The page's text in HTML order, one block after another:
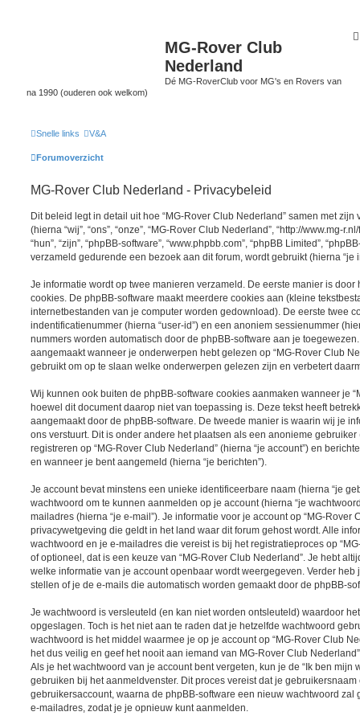
MG-Rover Club
Nederland
Dé MG-RoverClub voor MG's en Rovers van
na 1990 (ouderen ook welkom)
Snelle links V&A
Forumoverzicht
MG-Rover Club Nederland - Privacybeleid
Dit beleid legt in detail uit hoe “MG-Rover Club Nederland” samen met
(hierna “wij”, “ons”, “onze”, “MG-Rover Club Nederland”, “http://www.mg-
“hun”, “zijn”, “phpBB-software”, “www.phpbb.com”, “phpBB Limited”,
verzameld gedurende een bezoek aan dit forum, wordt gebruikt (hierna “je
Je informatie wordt op twee manieren verzameld. De eerste manier is
cookies. De phpBB-software maakt meerdere cookies aan (kleine
internetbestanden van je computer worden gedownload). De eerste twee
indentificatienummer (hierna “user-id”) en een anoniem sessienummer
nummers worden automatisch door de phpBB-software aan je
aangemaakt wanneer je onderwerpen hebt gelezen op “MG-Rover Club
gebruikt om op te slaan welke onderwerpen gelezen zijn en verbetert
Wij kunnen ook buiten de phpBB-software cookies aanmaken wanneer je
hoewel dit document daarop niet van toepassing is. Deze tekst heeft
aangemaakt door de phpBB-software. De tweede manier is waarin wij je
ons verstuurt. Dit is onder andere het plaatsen als een anonieme gebruiker
registreren op “MG-Rover Club Nederland” (hierna “je account”) en
en wanneer je bent aangemeld (hierna “je berichten”).
Je account bevat minstens een unieke identificeerbare naam (hierna “je
wachtwoord om te kunnen aanmelden op je account (hierna “je
mailadres (hierna “je e-mail”). Je informatie voor je account op “MG-Rover
privacywetgeving die geldt in het land waar dit forum gehost wordt. Alle
wachtwoord en je e-mailadres die vereist is bij het registratieproces op
of optioneel, dat is een keuze van “MG-Rover Club Nederland”. Je hebt
welke informatie van je account openbaar wordt weergegeven. Verder
stellen of je de e-mails die automatisch worden gemaakt door de phpBB-
Je wachtwoord is versleuteld (en kan niet worden ontsleuteld) waardoor
opgeslagen. Toch is het niet aan te raden dat je hetzelfde wachtwoord
wachtwoord is het middel waarmee je op je account op “MG-Rover Club
het dus veilig en geef het nooit aan iemand van MG-Rover Club
Als je het wachtwoord van je account bent vergeten, kun je de “Ik ben mijn
gebruiken bij het aanmeldvenster. Dit proces vereist dat je
gebruikersaccount, waarna de phpBB-software een nieuw wachtwoord zal
e-mailadres, zodat je je opnieuw kunt aanmelden.